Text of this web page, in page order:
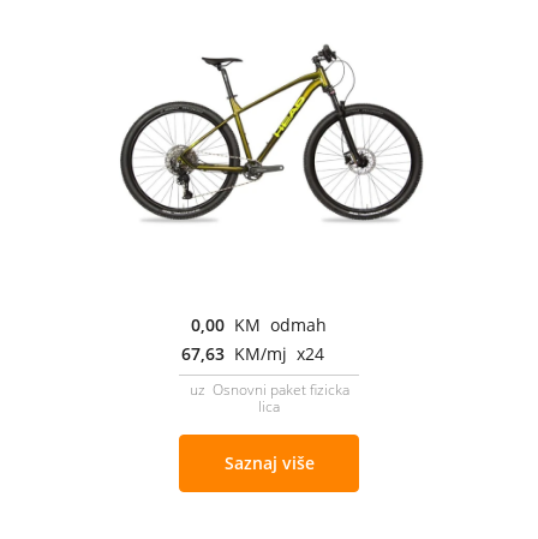
0,00 KM odmah
67,63 KM/mj x24
uz Osnovni paket fizicka
lica
Saznaj više